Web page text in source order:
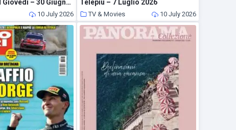
Lottomio del Giovedi – 30 Giugno 2026
10 July 2026
Telepiu – 7 Luglio 2026
TV & Movies 10 July 2026